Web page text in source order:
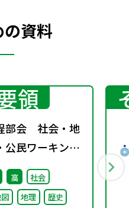
資料
領
部会 社会・地
公民ワーキング
） 配付資料
高
社会
地理
歴史